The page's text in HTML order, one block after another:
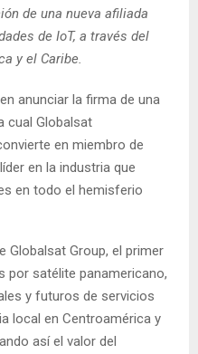
de una nueva afiliada
de IoT, a través del
y el Caribe.
anunciar la firma de una
cual Globalsat
en miembro de
en la industria que
en todo el hemisferio
Globalsat Group, el primer
por satélite panamericano,
y futuros de servicios
local en Centroamérica y
así el valor del